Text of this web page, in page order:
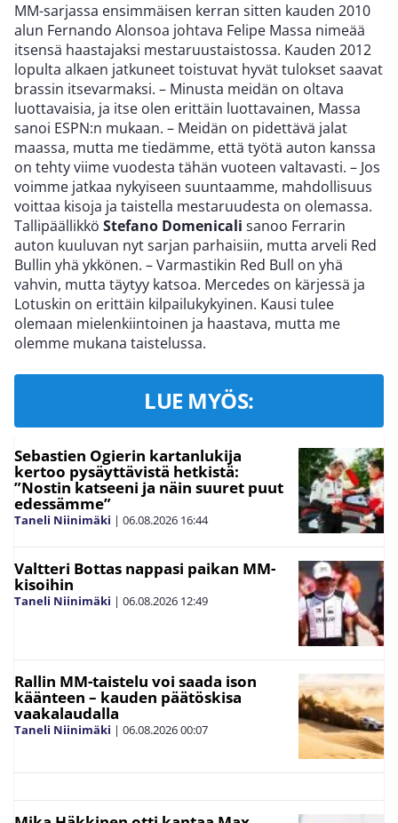
MM-sarjassa ensimmäisen kerran sitten kauden 2010
alun Fernando Alonsoa johtava Felipe Massa nimeää
itsensä haastajaksi mestaruustaistossa. Kauden 2012
lopulta alkaen jatkuneet toistuvat hyvät tulokset saavat
brassin itsevarmaksi. – Minusta meidän on oltava
luottavaisia, ja itse olen erittäin luottavainen, Massa
sanoi ESPN:n mukaan. – Meidän on pidettävä jalat
maassa, mutta me tiedämme, että työtä auton kanssa
on tehty viime vuodesta tähän vuoteen valtavasti. – Jos
voimme jatkaa nykyiseen suuntaamme, mahdollisuus
voittaa kisoja ja taistella mestaruudesta on olemassa.
Tallipäällikkö Stefano Domenicali sanoo Ferrarin
auton kuuluvan nyt sarjan parhaisiin, mutta arveli Red
Bullin yhä ykkönen. – Varmastikin Red Bull on yhä
vahvin, mutta täytyy katsoa. Mercedes on kärjessä ja
Lotuskin on erittäin kilpailukykyinen. Kausi tulee
olemaan mielenkiintoinen ja haastava, mutta me
olemme mukana taistelussa.
LUE MYÖS:
Sebastien Ogierin kartanlukija
kertoo pysäyttävistä hetkistä:
”Nostin katseeni ja näin suuret puut
edessämme”
Taneli Niinimäki | 06.08.2026 16:44
Valtteri Bottas nappasi paikan MM-
kisoihin
Taneli Niinimäki | 06.08.2026 12:49
Rallin MM-taistelu voi saada ison
käänteen – kauden päätöskisa
vaakalaudalla
Taneli Niinimäki | 06.08.202600:07